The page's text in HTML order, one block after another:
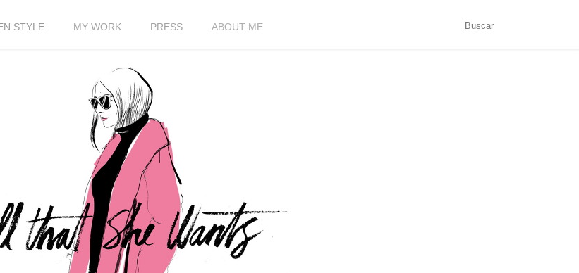
STYLE MY WORK PRESS ABOUT ME